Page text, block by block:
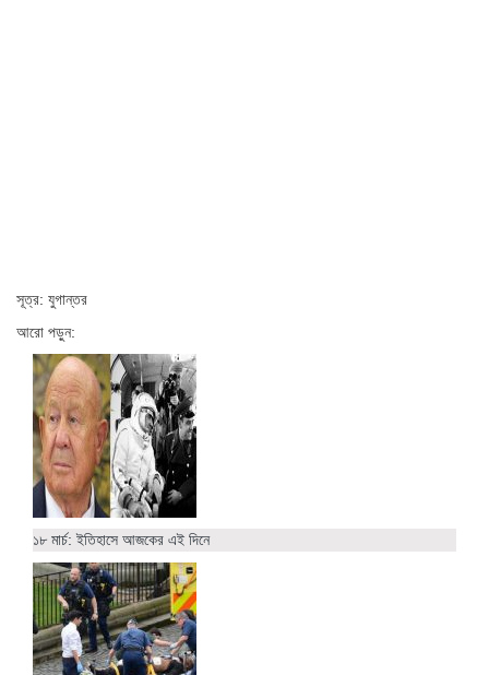
সূত্র: যুগান্তর
আরো পড়ুন:
১৮ মার্চ: ইতিহাসে আজকের এই দিনে